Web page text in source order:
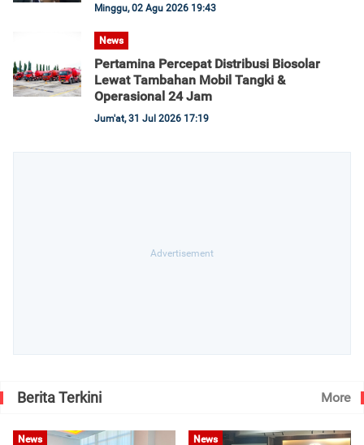
Minggu, 02 Agu 2026 19:43
News
Pertamina Percepat Distribusi Biosolar
Lewat Tambahan Mobil Tangki &
Operasional 24 Jam
Jum'at, 31 Jul 2026 17:19
Berita Terkini More
News News